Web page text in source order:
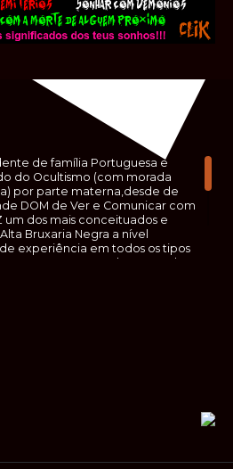
de família Portuguesa e
do Ocultismo (com morada
por parte materna,desde de
DOM de Ver e Comunicar com
um dos mais conceituados e
Bruxaria Negra a nível
experiência em todos os tipos
os seus saberes ocultos
e sem possuir a devida
por isso sempre um
se trata de fazer trabalhos